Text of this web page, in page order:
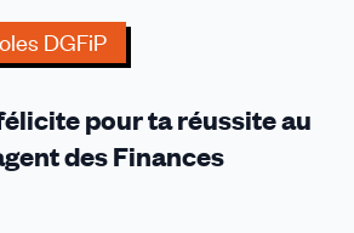
DGFiP
pour ta réussite au
des Finances